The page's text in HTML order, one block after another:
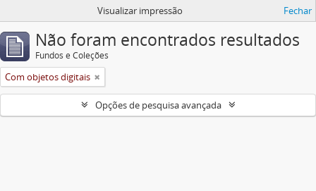
Visualizar impressão Fechar
Não foram encontrados resultados
Fundos e Coleções
Com objetos digitais
Opções de pesquisa avançada